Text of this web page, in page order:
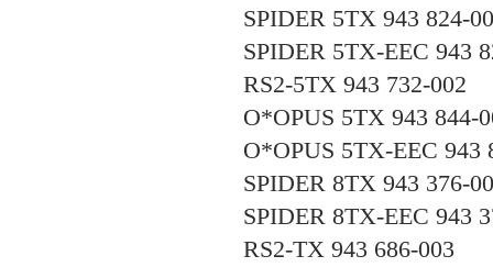
SPIDER 5TX 943 824-
SPIDER 5TX-EEC 943
RS2-5TX 943 732-002
O*OPUS 5TX 943 844-
O*OPUS 5TX-EEC 943
SPIDER 8TX 943 376-
SPIDER 8TX-EEC 943
RS2-TX 943 686-003